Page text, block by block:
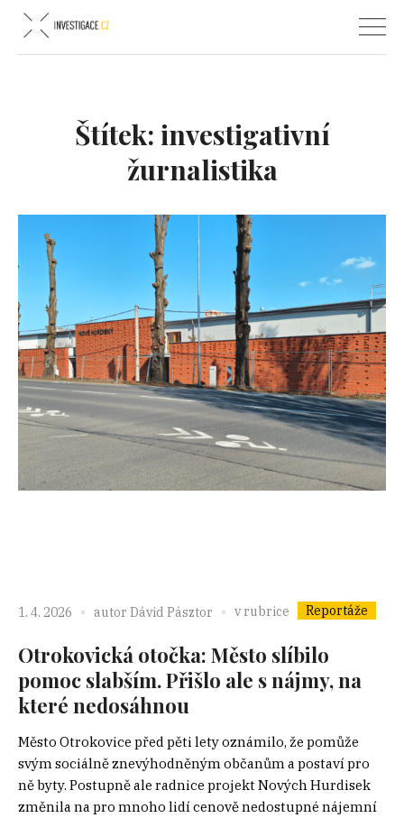
Štítek: investigativní
žurnalistika
1. 4. 2026 autor Dávid Pásztor v rubrice Reportáže
Otrokovická otočka: Město slíbilo
pomoc slabším. Přišlo ale s nájmy, na
které nedosáhnou
Město Otrokovice před pěti lety oznámilo, že pomůže
svým sociálně znevýhodněným občanům a postaví pro
ně byty. Postupně ale radnice projekt Nových Hurdisek
změnila na pro mnoho lidí cenově nedostupné nájemní